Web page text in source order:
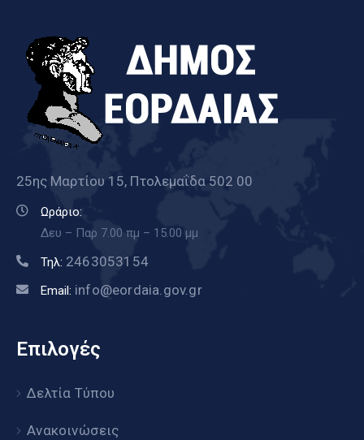
25ης Μαρτίου 15, Πτολεμαΐδα 502 00
Ωράριο:
Δευ – Παρ 7.00 πμ – 15.00 μμ
Τηλ: 2463053154
Email: info@eordaia.gov.gr
Επιλογές
Δελτία Τύπου
Ανακοινώσεις